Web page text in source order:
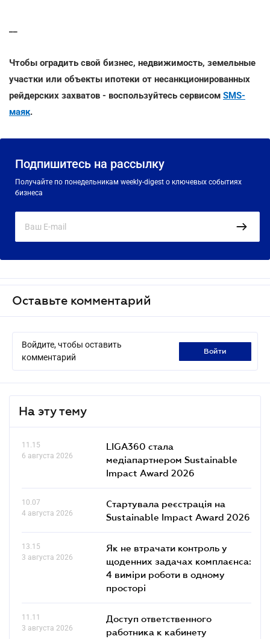
Чтобы оградить свой бизнес, недвижимость, земельные
участки или объекты ипотеки от несанкционированных
рейдерских захватов - воспользуйтесь сервисом SMS-
маяк.
Подпишитесь на рассылку
Получайте по понедельникам weekly-digest о ключевых событиях
бизнеса
Оставьте комментарий
Войдите, чтобы оставить
комментарий
войти
На эту тему
11.15
6 августа 2026
LIGA360 стала
медіапартнером Sustainable
Impact Award 2026
10.07
4 августа 2026
Стартувала реєстрація на
Sustainable Impact Award 2026
13.15
3 августа 2026
Як не втрачати контроль у
щоденних задачах комплаєнса:
4 виміри роботи в одному
просторі
11.11
3 августа 2026
Доступ ответственного
работника к кабинету